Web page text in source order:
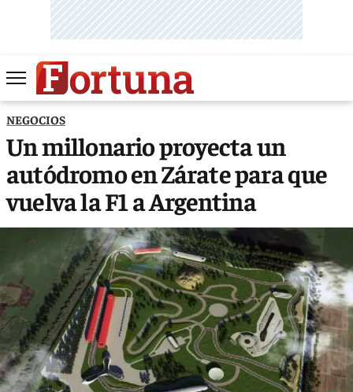
NEGOCIOS
Un millonario proyecta un
autódromo en Zárate para que
vuelva la F1 a Argentina